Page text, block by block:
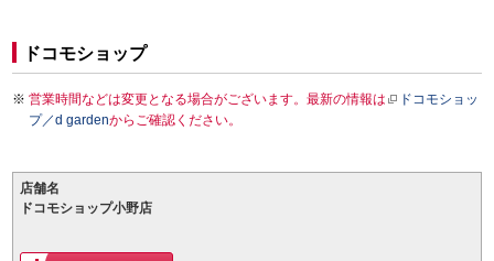
ドコモショップ
営業時間などは変更となる場合がございます。最新の情報は
ドコモショッ
プ／d gardenからご確認ください。
店舗名
ドコモショップ小野店